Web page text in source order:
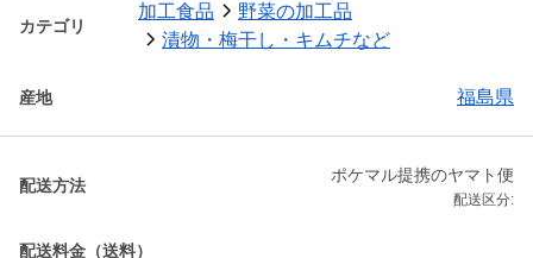
カテゴリ
加工食品
野菜の加工品
漬物・梅干し・キムチなど
産地 福島県
配送方法
ポケマル提携のヤマト便
配送区分:
配送料金（送料）